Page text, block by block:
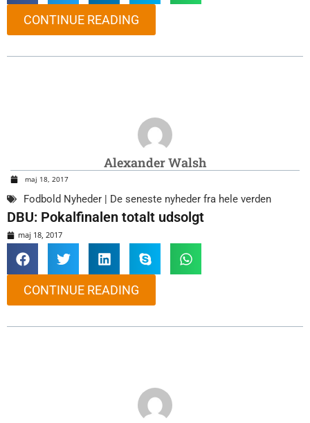
CONTINUE READING
Alexander Walsh
maj 18, 2017
Fodbold Nyheder | De seneste nyheder fra hele verden
DBU: Pokalfinalen totalt udsolgt
maj 18, 2017
CONTINUE READING